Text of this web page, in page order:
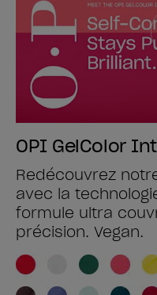
OPI GelColor
Redécouvrez
avec la
formule ultra
précision. Vegan.